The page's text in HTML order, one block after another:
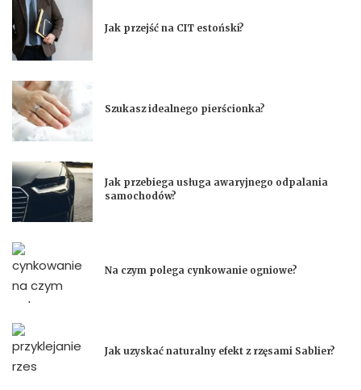
Jak przejść na CIT estoński?
Szukasz idealnego pierścionka?
Jak przebiega usługa awaryjnego odpalania
samochodów?
Na czym polega cynkowanie ogniowe?
Jak uzyskać naturalny efekt z rzęsami Sablier?